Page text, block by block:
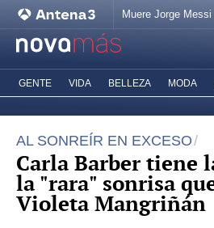
Muere Jorge Messi
GENTE VIDA BELLEZA MODA
AL SONREÍR EN EXCESO
Carla Barber tiene
la "rara" sonrisa
Violeta Mangriñán